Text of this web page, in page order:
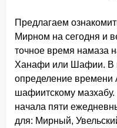
Предлагаем
Мирном на сегодня и
точное время намаза
Ханафи или Шафии. В
определение времени
шафиитскому
начала пяти
для: Мирный,